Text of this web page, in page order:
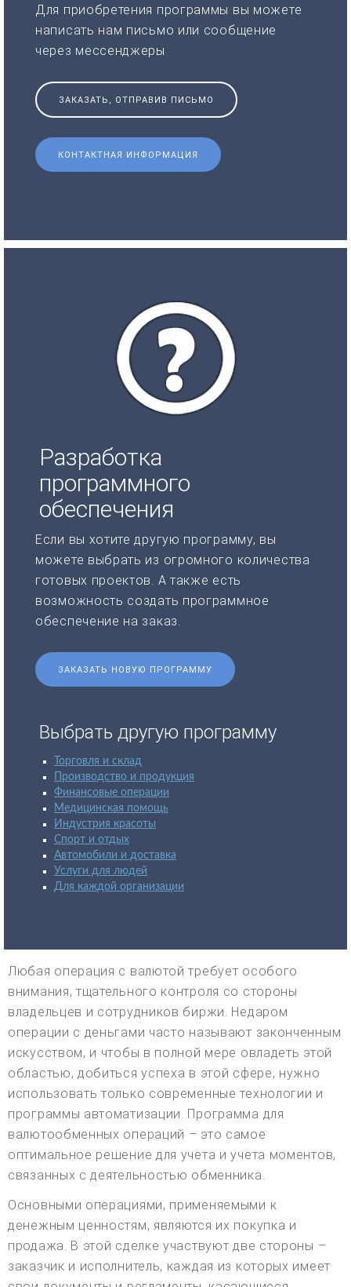
Для приобретения программы вы можете
написать нам письмо или сообщение
через мессенджеры
ЗАКАЗАТЬ, ОТПРАВИВ ПИСЬМО
КОНТАКТНАЯ ИНФОРМАЦИЯ
Разработка
программного
обеспечения
Если вы хотите другую программу, вы
можете выбрать из огромного количества
готовых проектов. А также есть
возможность создать программное
обеспечение на заказ.
ЗАКАЗАТЬ НОВУЮ ПРОГРАММУ
Выбрать другую программу
Торговля и склад
Производство и продукция
Финансовые операции
Медицинская помощь
Индустрия красоты
Спорт и отдых
Автомобили и доставка
Услуги для людей
Для каждой организации
Любая операция с валютой требует особого
внимания, тщательного контроля со стороны
владельцев и сотрудников биржи. Недаром
операции с деньгами часто называют законченным
искусством, и чтобы в полной мере овладеть этой
областью, добиться успеха в этой сфере, нужно
использовать только современные технологии и
программы автоматизации. Программа для
валютообменных операций – это самое
оптимальное решение для учета и учета моментов,
связанных с деятельностью обменника.
Основными операциями, применяемыми к
денежным ценностям, являются их покупка и
продажа. В этой сделке участвуют две стороны –
заказчик и исполнитель, каждая из которых имеет